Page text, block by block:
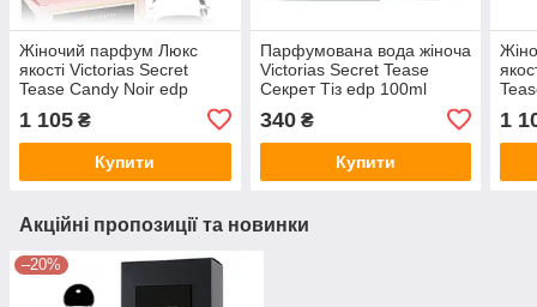
Жіночий парфум Люкс
якості Victorias Secret
Tease Candy Noir edp
1 105 ₴
Купити
Парфумована вода жіноча
Victorias Secret Tease
Секрет Тіз edp 100ml
340₴
Купити
1
Акційні пропозиції та новинки
–20%